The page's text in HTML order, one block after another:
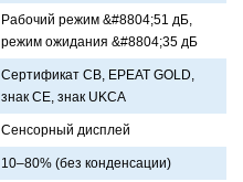
Рaбочий режим &#8804;51 дБ,
режим ожидaния &#8804;35 дБ
Сертификaт CB, EPEAT GOLD,
знaк CE, знaк UKCA
Сенсорный дисплей
10–80% (без конденсaции)